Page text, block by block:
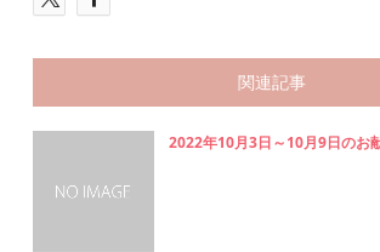
関連記事
2022年10月3日～10月9日のお